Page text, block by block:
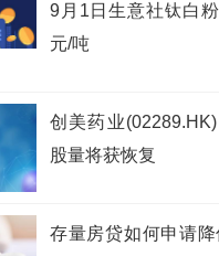
9月1日生意社钛白
元/吨
创美药业
股量将获恢复
存量房贷如何申请